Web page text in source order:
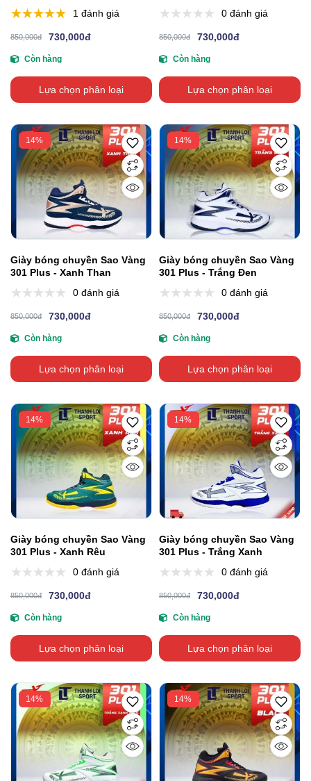
1 đánh giá
850,000đ 730,000đ
Còn hàng
Lựa chọn phân loại
0 đánh giá
850,000đ 730,000đ
Còn hàng
Lựa chọn phân loại
14%
Giày bóng chuyền Sao Vàng
301 Plus - Xanh Than
0 đánh giá
850,000đ 730,000đ
Còn hàng
Lựa chọn phân loại
14%
Giày bóng chuyền Sao Vàng
301 Plus - Trắng Đen
0 đánh giá
850,000đ 730,000đ
Còn hàng
Lựa chọn phân loại
14%
Giày bóng chuyền Sao Vàng
301 Plus - Xanh Rêu
0 đánh giá
850,000đ 730,000đ
Còn hàng
Lựa chọn phân loại
14%
Giày bóng chuyền Sao Vàng
301 Plus - Trắng Xanh
0 đánh giá
850,000đ 730,000đ
Còn hàng
Lựa chọn phân loại
14% 14%